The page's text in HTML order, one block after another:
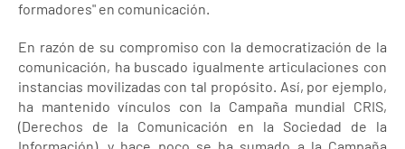
formadores" en comunicación.
En razón de su compromiso con la democratización de la
comunicación, ha buscado igualmente articulaciones con
instancias movilizadas con tal propósito. Así, por ejemplo,
ha mantenido vínculos con la Campaña mundial CRIS,
(Derechos de la Comunicación en la Sociedad de la